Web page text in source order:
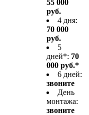
55 000
руб.
4 дня:
70 000
руб.
5
дней*: 70
000 руб.*
6 дней:
звоните
День
монтажа:
звоните